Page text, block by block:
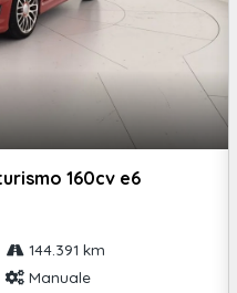
160cv e6
144.391 km
Manuale